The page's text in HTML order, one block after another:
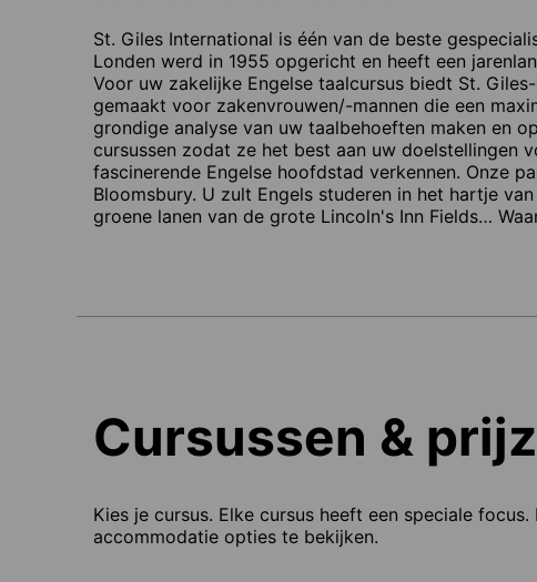
St. Giles International is één van de beste
Londen werd in 1955 opgericht en heeft een
Voor uw zakelijke Engelse taalcursus biedt St.
gemaakt voor zakenvrouwen/-mannen die een
grondige analyse van uw taalbehoeften maken en
cursussen zodat ze het best aan uw doelstellingen
fascinerende Engelse hoofdstad verkennen. Onze
Bloomsbury. U zult Engels studeren in het hartje
groene lanen van de grote Lincoln's Inn Fields…
Cursussen &
Kies je cursus. Elke cursus heeft een speciale
accommodatie opties te bekijken.